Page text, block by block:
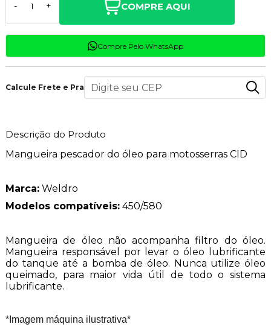
- + COMPRE AQUI
Compre Pelo WhatsApp
Calcule Frete e Prazo
Descrição do Produto
Mangueira pescador do óleo para motosserras CID
Marca:Weldro
Modelos compatíveis:450/580
Mangueira de óleo não acompanha filtro do óleo.
Mangueira responsável por levar o óleo lubrificante
do tanque até a bomba de óleo. Nunca utilize óleo
queimado, para maior vida útil de todo o sistema
lubrificante.
*Imagem máquina ilustrativa*